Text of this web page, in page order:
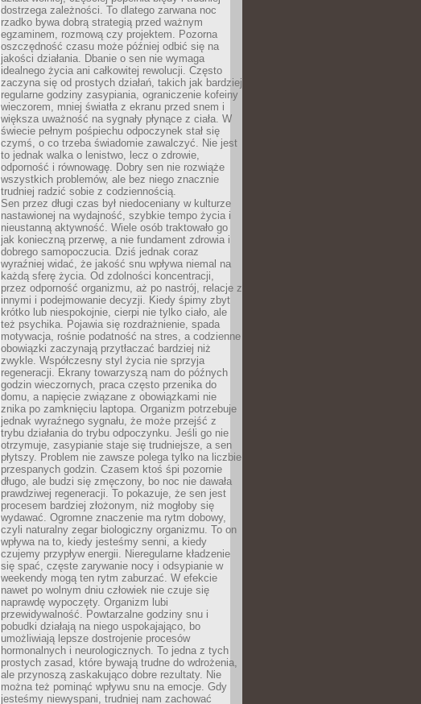
dostrzega zależności. To dlatego zarwana noc
rzadko bywa dobrą strategią przed ważnym
egzaminem, rozmową czy projektem. Pozorna
oszczędność czasu może później odbić się na
jakości działania. Dbanie o sen nie wymaga
idealnego życia ani całkowitej rewolucji. Często
zaczyna się od prostych działań, takich jak bardziej
regularne godziny zasypiania, ograniczenie kofeiny
wieczorem, mniej światła z ekranu przed snem i
większa uważność na sygnały płynące z ciała. W
świecie pełnym pośpiechu odpoczynek stał się
czymś, o co trzeba świadomie zawalczyć. Nie jest
to jednak walka o lenistwo, lecz o zdrowie,
odporność i równowagę. Dobry sen nie rozwiąże
wszystkich problemów, ale bez niego znacznie
trudniej radzić sobie z codziennością.
Sen przez długi czas był niedoceniany w kulturze
nastawionej na wydajność, szybkie tempo życia i
nieustanną aktywność. Wiele osób traktowało go
jak konieczną przerwę, a nie fundament zdrowia i
dobrego samopoczucia. Dziś jednak coraz
wyraźniej widać, że jakość snu wpływa niemal na
każdą sferę życia. Od zdolności koncentracji,
przez odporność organizmu, aż po nastrój, relacje z
innymi i podejmowanie decyzji. Kiedy śpimy zbyt
krótko lub niespokojnie, cierpi nie tylko ciało, ale
też psychika. Pojawia się rozdrażnienie, spada
motywacja, rośnie podatność na stres, a codzienne
obowiązki zaczynają przytłaczać bardziej niż
zwykle. Współczesny styl życia nie sprzyja
regeneracji. Ekrany towarzyszą nam do późnych
godzin wieczornych, praca często przenika do
domu, a napięcie związane z obowiązkami nie
znika po zamknięciu laptopa. Organizm potrzebuje
jednak wyraźnego sygnału, że może przejść z
trybu działania do trybu odpoczynku. Jeśli go nie
otrzymuje, zasypianie staje się trudniejsze, a sen
płytszy. Problem nie zawsze polega tylko na liczbie
przespanych godzin. Czasem ktoś śpi pozornie
długo, ale budzi się zmęczony, bo noc nie dawała
prawdziwej regeneracji. To pokazuje, że sen jest
procesem bardziej złożonym, niż mogłoby się
wydawać. Ogromne znaczenie ma rytm dobowy,
czyli naturalny zegar biologiczny organizmu. To on
wpływa na to, kiedy jesteśmy senni, a kiedy
czujemy przypływ energii. Nieregularne kładzenie
się spać, częste zarywanie nocy i odsypianie w
weekendy mogą ten rytm zaburzać. W efekcie
nawet po wolnym dniu człowiek nie czuje się
naprawdę wypoczęty. Organizm lubi
przewidywalność. Powtarzalne godziny snu i
pobudki działają na niego uspokajająco, bo
umożliwiają lepsze dostrojenie procesów
hormonalnych i neurologicznych. To jedna z tych
prostych zasad, które bywają trudne do wdrożenia,
ale przynoszą zaskakująco dobre rezultaty. Nie
można też pominąć wpływu snu na emocje. Gdy
jesteśmy niewyspani, trudniej nam zachować